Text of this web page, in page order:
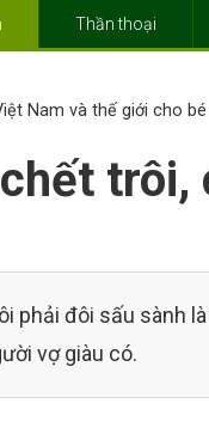
Thần thoại
Nam và thế giới cho bé
phải đôi sấu sành
vợ giàu có.